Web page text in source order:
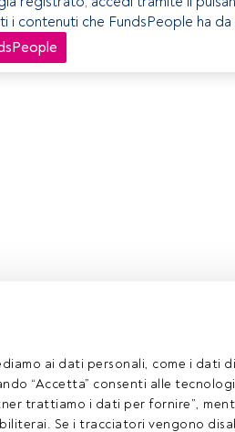
ai dati personali, come i dati
“Accetta” consenti alle
trattiamo i dati per fornire”,
Se i tracciatori vengono
i contenuti che FundsPeople ha